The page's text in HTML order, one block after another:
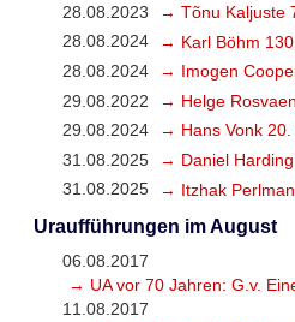
28.08.2023
→ Tõnu Kaljuste
28.08.2024
→ Karl Böhm
28.08.2024
→ Imogen
29.08.2022
→ Helge
29.08.2024
→ Hans Vonk 20.
31.08.2025
→ Daniel
31.08.2025
→ Itzhak
Uraufführungen im August
06.08.2017
→ UA vor 70 Jahren: G.v.
11.08.2017